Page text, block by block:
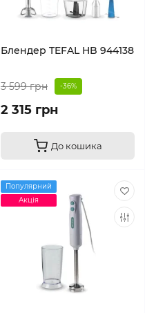
Блендер TEFAL HB 944138
3 599 грн -36%
2 315 грн
До кошика
Популярний
Акція